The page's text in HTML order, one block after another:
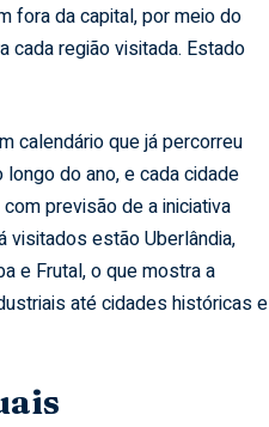
fora da capital, por meio do
cada região visitada. Estado
calendário que já percorreu
do ano, e cada cidade
previsão de a iniciativa
visitados estão Uberlândia,
e Frutal, o que mostra a
até cidades históricas e